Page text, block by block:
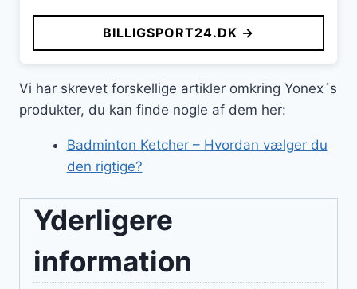
pris
var:
599 kr..
pris
er:
549 kr..
BILLIGSPORT24.DK →
Vi har skrevet forskellige artikler omkring Yonex´s
produkter, du kan finde nogle af dem her:
Badminton Ketcher – Hvordan vælger du
den rigtige?
Yderligere
information